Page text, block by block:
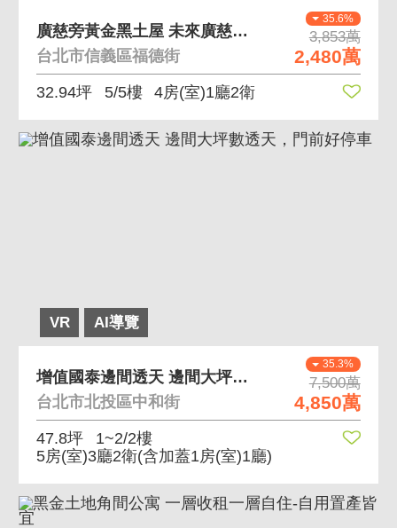
35.6%
3,853萬
2,480萬
廣慈旁黃金黑土屋 未來廣慈捷運站旁
台北市信義區福德街
32.94坪 5/5樓 4房(室)1廳2衛
VR AI導覽
35.3%
7,500萬
4,850萬
增值國泰邊間透天 邊間大坪數透天，門前好停車
台北市北投區中和街
47.8坪
1~2/2樓
5房(室)3廳2衛(含加蓋1房(室)1廳)